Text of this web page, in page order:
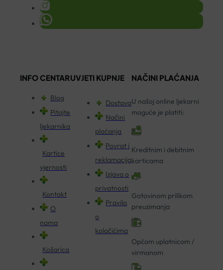
INFO CENTAR
Blog
Pitajte
ljekarnika
Kartice
vjernosti
Kontakt
O
nama
Košarica
UVJETI KUPNJE
Dostava
Načini
plaćanja
Povrat i
reklamacija
Izjava o
privatnosti
Pravila
o
kolačićima
NAČINI PLAĆANJA
U našoj online ljekarni
moguće je platiti:
Kreditnim i debitnim
karticama
Gotovinom prilikom
preuzimanja
Općom uplatnicom /
virmanom